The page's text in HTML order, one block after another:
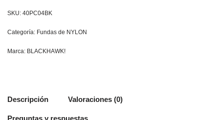
SKU: 40PC04BK
Categoría: Fundas de NYLON
Marca: BLACKHAWK!
Descripción Valoraciones (0)